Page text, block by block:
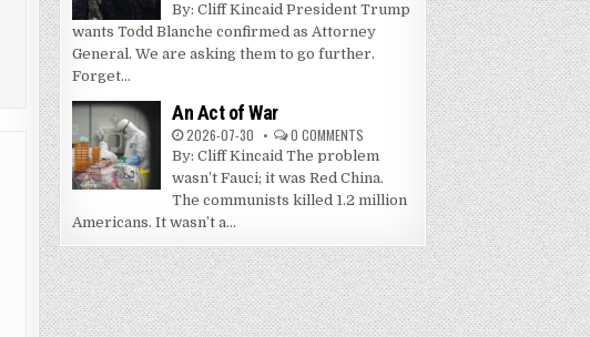
By: Cliff Kincaid President Trump
wants Todd Blanche confirmed as Attorney
General. We are asking them to go further.
Forget...
An Act of War
2026-07-30 0 COMMENTS
By: Cliff Kincaid The problem
wasn’t Fauci; it was Red China.
The communists killed 1.2 million
Americans. It wasn’t a...